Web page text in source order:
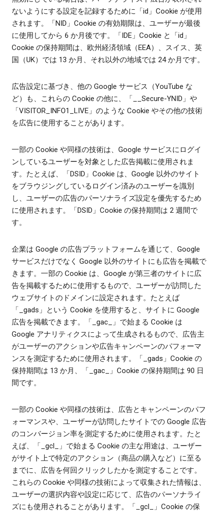
ないようにする設定を記録するために「id」Cookie が使用
されます。「NID」Cookie の有効期限は、ユーザーが最後
に使用してから 6 か月後です。「IDE」Cookie と「id」
Cookie の保持期間は、欧州経済領域（EEA）、スイス、英
国（UK）では 13 か月、それ以外の地域では 24 か月です。
広告設定に基づき、他の Google サービス（YouTube な
ど）も、これらの Cookie の他に、「__Secure-YNID」や
「VISITOR_INFO1_LIVE」のような Cookie やその他の技術
を広告に使用することがあります。
一部の Cookie や同様の技術は、Google サービスにログイ
ンしているユーザーを対象とした広告掲載に使用されま
す。たとえば、「DSID」Cookie は、Google 以外のサイト
をブラウジングしているログイン済みのユーザーを識別
し、ユーザーの広告のパーソナライズ設定を優先するため
に使用されます。「DSID」Cookie の保持期間は 2 週間で
す。
企業は Google の広告プラットフォームを通じて、Google
サービスだけでなく Google 以外のサイトにも広告を掲載で
きます。一部の Cookie は、Google が第三者のサイトに広
告を掲載するために使用するもので、ユーザーが訪問した
ウェブサイトのドメインに設定されます。たとえば
「_gads」という Cookie を使用すると、サイトに Google
広告を掲載できます。「_gac_」で始まる Cookie は
Google アナリティクスによって生成されるもので、広告主
がユーザーのアクションや広告キャンペーンのパフォーマ
ンスを測定するために使用されます。「_gads」Cookie の
保持期間は 13 か月、「_gac_」Cookie の保持期間は 90 日
間です。
一部の Cookie や同様の技術は、広告とキャンペーンのパフ
ォーマンスや、ユーザーが訪問したサイトでの Google 広告
のコンバージョン率を測定するために使用されます。たと
えば、「_gcl_」で始まる Cookie の主な用途は、ユーザー
がサイト上で特定のアクション（商品の購入など）に至る
までに、広告を何回クリックしたかを測定することです。
これらの Cookie や同様の技術によって収集された情報は、
ユーザーの選択内容や設定に応じて、広告のパーソナライ
ズにも使用されることがあります。「_gcl_」Cookie の保